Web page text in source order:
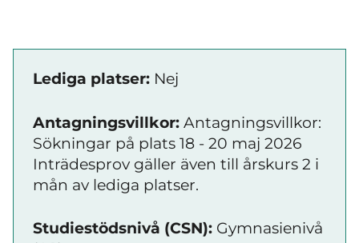
Lediga platser: Nej
Antagningsvillkor: Antagningsvillkor:
Sökningar på plats 18 - 20 maj 2026
Inträdesprov gäller även till årskurs 2 i
mån av lediga platser.
Studiestödsnivå (CSN): Gymnasienivå